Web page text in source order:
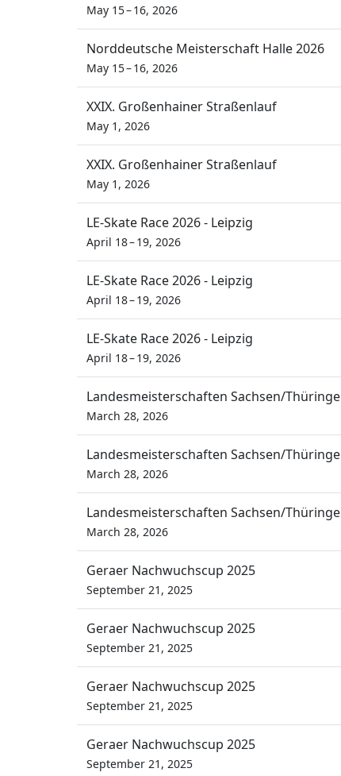
May 15 – 16, 2026
Norddeutsche Meisterschaft Halle 2026
May 15 – 16, 2026
XXIX. Großenhainer Straßenlauf
May 1, 2026
XXIX. Großenhainer Straßenlauf
May 1, 2026
LE-Skate Race 2026 - Leipzig
April 18 – 19, 2026
LE-Skate Race 2026 - Leipzig
April 18 – 19, 2026
LE-Skate Race 2026 - Leipzig
April 18 – 19, 2026
Landesmeisterschaften Sachsen/
March 28, 2026
Landesmeisterschaften Sachsen/
March 28, 2026
Landesmeisterschaften Sachsen/
March 28, 2026
Geraer Nachwuchscup 2025
September 21, 2025
Geraer Nachwuchscup 2025
September 21, 2025
Geraer Nachwuchscup 2025
September 21, 2025
Geraer Nachwuchscup 2025
September 21, 2025